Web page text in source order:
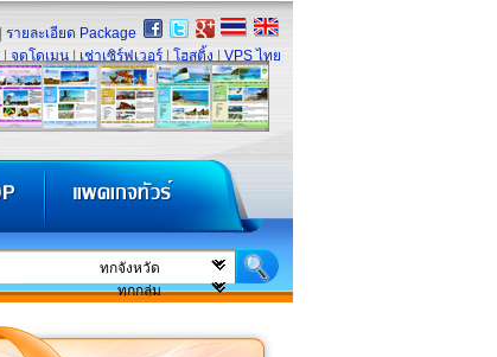
รายละเอียด Package
จดโดเมน เช่าเซิร์ฟเวอร์ โฮสติ้ง VPS ไทย